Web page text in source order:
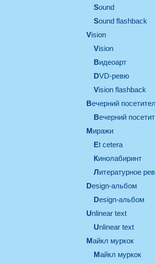
sound
Sound flashback
vision
vision
видеоарт
DVD-ревю
Vision flashback
вечерний
вечерний
миражи
et cetera
кинолабиринт
литературное
design-альбом
design-альбом
unlinear text
Unlinear text
майкл муркок
майкл муркок